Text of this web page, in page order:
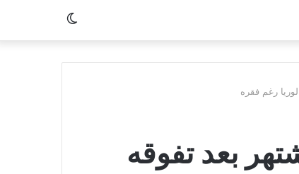
عنالوضع
المظلم
رغم فقره
بعد تفوقه